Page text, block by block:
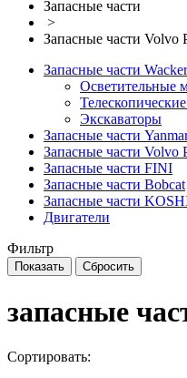
Запасные части
>
Запасные части Volvo
Запасные части
Осветительные
Экскаваторы
Запасные части
Запасные части Volvo
Запасные части FINI
Запасные части Bobcat
Запасные части
Двигатели
Фильтр
запасные
Сортировать: